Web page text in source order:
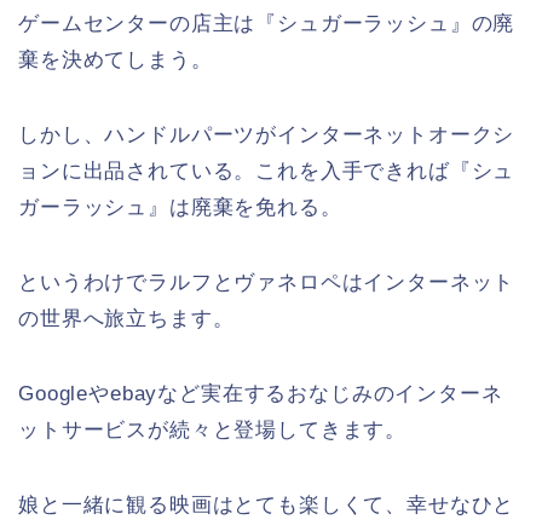
ゲームセンターの店主は『シュガーラッシュ』の廃
棄を決めてしまう。
しかし、ハンドルパーツがインターネットオークシ
ョンに出品されている。これを入手できれば『シュ
ガーラッシュ』は廃棄を免れる。
というわけでラルフとヴァネロペはインターネット
の世界へ旅立ちます。
Googleやebayなど実在するおなじみのインターネ
ットサービスが続々と登場してきます。
娘と一緒に観る映画はとても楽しくて、幸せなひと